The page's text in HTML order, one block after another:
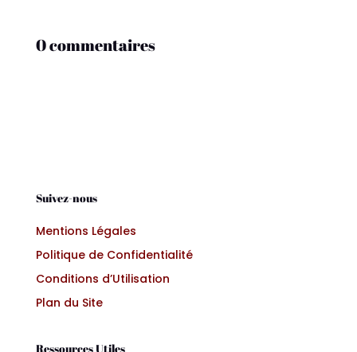
0 commentaires
Suivez-nous
Mentions Légales
Politique de Confidentialité
Conditions d’Utilisation
Plan du Site
Ressources Utiles